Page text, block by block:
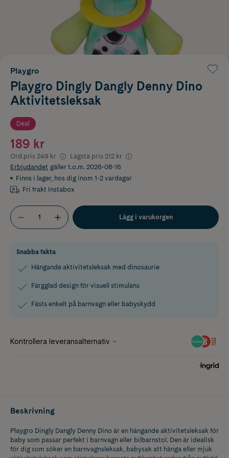
Playgro
Playgro Dingly Dangly Denny Dino
Aktivitetsleksak
Deal
189 kr
Ord.pris 249 kr Lägsta pris 212 kr
Erbjudandet gäller t.o.m. 2026-08-16
Finns i lager, hos dig inom 1-2 vardagar
Fri frakt Instabox
Lägg i varukorgen
Snabba fakta
Hängande aktivitetsleksak med dinosaurie
Färgglad design för visuell stimulans
Fästs enkelt på barnvagn eller babyskydd
Beskrivning
Playgro Dingly Dangly Denny Dino är en hängande aktivitetsleksak för
baby som passar perfekt i barnvagn eller bilbarnstol. Den är idealisk
för dig som söker en barnvagnsleksak, babysak att hänga eller mjuk